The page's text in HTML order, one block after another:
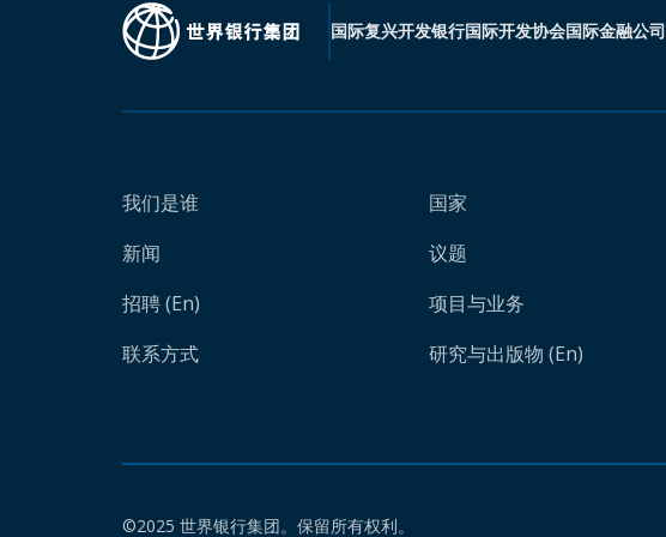
国际复兴开发银行国际开发协会国际金融公司
我们是谁
新闻
招聘 (En)
联系方式
国家
议题
项目与业务
研究与出版物 (En)
©2025 世界银行集团。保留所有权利。